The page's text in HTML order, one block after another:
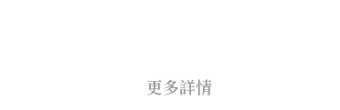
更多詳情